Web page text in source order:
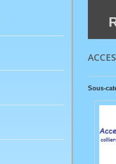
Sous-